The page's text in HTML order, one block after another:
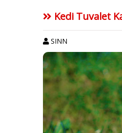
Kedi Tuvalet
SINN